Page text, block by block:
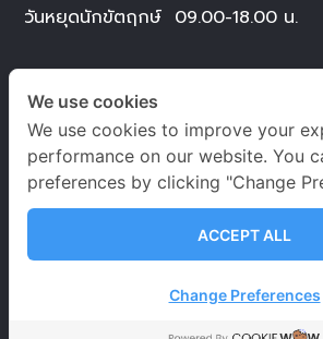
วันหยุดนักขัตฤกษ์ 09.00-18.00 น.
นโยบายคุ้มครองข้อมูลส่วนบุคคล
ข้อตกลงและเงื่อนไขการใช้บริการ นโยบ
ข้อมูลส่วนบุคคล การคุ้มครองข้อมูลส่ว
SOCIAL MEDIA
We use cookies
We use cookies to improve your
performance on our website. You
preferences by clicking "Change
ACCEPT ALL
Change Preferences